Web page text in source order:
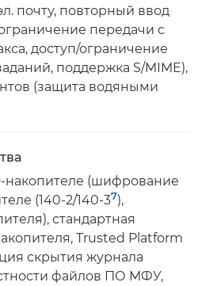
почту, повторный ввод
передачи с
доступ/ограничение
поддержка S/MIME),
(защита водяными
накопителе (шифрование
(140-2/140-37),
стандартная
Trusted Platform
скрытия журнала
файлов ПО МФУ,